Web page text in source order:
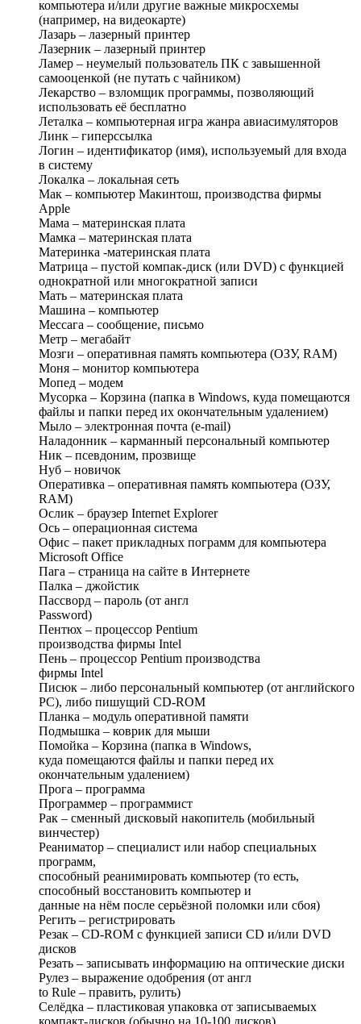
компьютера и/или другие важные микросхемы
(например, на видеокарте)
Лазарь – лазерный принтер
Лазерник – лазерный принтер
Ламер – неумелый пользователь ПК с завышенной
самооценкой (не путать с чайником)
Лекарство – взломщик программы, позволяющий
использовать её бесплатно
Леталка – компьютерная игра жанра авиасимуляторов
Линк – гиперссылка
Логин – идентификатор (имя), используемый для входа
в систему
Локалка – локальная сеть
Мак – компьютер Макинтош, производства фирмы
Apple
Мама – материнская плата
Мамка – материнская плата
Материнка -материнская плата
Матрица – пустой компак-диск (или DVD) с функцией
однократной или многократной записи
Мать – материнская плата
Машина – компьютер
Мессага – сообщение, письмо
Метр – мегабайт
Мозги – оперативная память компьютера (ОЗУ, RAM)
Моня – монитор компьютера
Мопед – модем
Мусорка – Корзина (папка в Windows, куда помещаются
файлы и папки перед их окончательным удалением)
Мыло – электронная почта (e-mail)
Наладонник – карманный персональный компьютер
Ник – псевдоним, прозвище
Нуб – новичок
Оперативка – оперативная память компьютера (ОЗУ,
RAM)
Ослик – браузер Internet Explorer
Ось – операционная система
Офис – пакет прикладных пограмм для компьютера
Microsoft Office
Пага – страница на сайте в Интернете
Палка – джойстик
Пассворд – пароль (от англ
Password)
Пентюх – процессор Pentium
производства фирмы Intel
Пень – процессор Pentium производства
фирмы Intel
Писюк – либо персональный компьютер (от английского
PC), либо пишущий CD-ROM
Планка – модуль оперативной памяти
Подмышка – коврик для мыши
Помойка – Корзина (папка в Windows,
куда помещаются файлы и папки перед их
окончательным удалением)
Прога – программа
Программер – программист
Рак – сменный дисковый накопитель (мобильный
винчестер)
Реаниматор – специалист или набор специальных
программ,
способный реанимировать компьютер (то есть,
способный восстановить компьютер и
данные на нём после серьёзной поломки или сбоя)
Регить – регистрировать
Резак – CD-ROM с функцией записи CD и/или DVD
дисков
Резать – записывать информацию на оптические диски
Рулез – выражение одобрения (от англ
to Rule – править, рулить)
Селёдка – пластиковая упаковка от записываемых